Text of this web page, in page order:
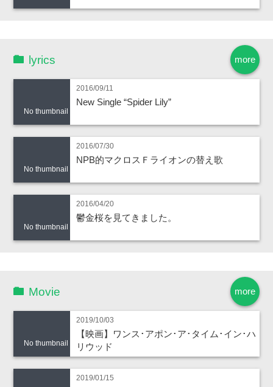
more
lyrics
No thumbnail
2016/09/11
New Single “Spider Lily”
No thumbnail
2016/07/30
NPB的マクロスＦライオンの替え歌
No thumbnail
2016/04/20
鬱金桜を見てきました。
more
Movie
No thumbnail
2019/10/03
【映画】ワンス･アポン･ア･タイム･イン･ハ
リウッド
2019/01/15